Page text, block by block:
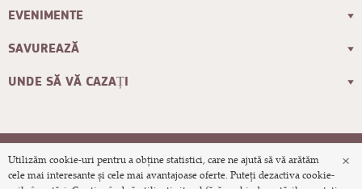
EVENIMENTE
SAVUREAZĂ
UNDE SĂ VĂ CAZAȚI
© 2026 Site-ul turistic oficial al orașului
×
Utilizăm cookie-uri pentru a obține statistici, care ne ajută să vă arătăm
cele mai interesante și cele mai avantajoase oferte. Puteți dezactiva cookie-